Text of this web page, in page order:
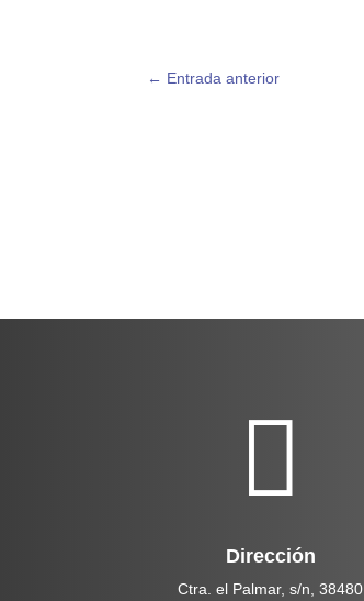
← Entrada anterior

Dirección
Ctra. el Palmar, s/n, 38480